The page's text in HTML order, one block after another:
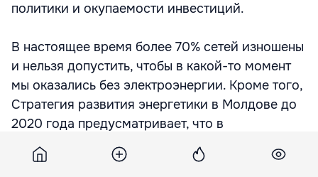
политики и окупаемости инвестиций.
В настоящее время более 70% сетей изношены
и нельзя допустить, чтобы в какой-то момент
мы оказались без электроэнергии. Кроме того,
Стратегия развития энергетики в Молдове до
2020 года предусматривает, что в
электросетях республики необходимы
ежегодные инвестиции в размере порядка 20